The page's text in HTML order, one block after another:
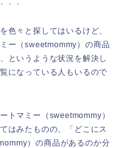
色々と探してはいるけど、
ー（sweetmommy）の商品
というような状況を解決し
になっている人もいるので
トマミー（sweetmommy）
はみたものの、「どこにス
）の商品があるのか分